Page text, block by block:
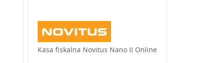
Kasa fiskalna Novitus Nano II Online